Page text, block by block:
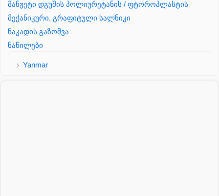
მანჟეტი დგუშის პოლიურეტანის / ფტოროპლასტის
მექანიკური, გრაფიტული სალნიკი
ნაკადის გაზომვა
ნაწილები
Yanmar